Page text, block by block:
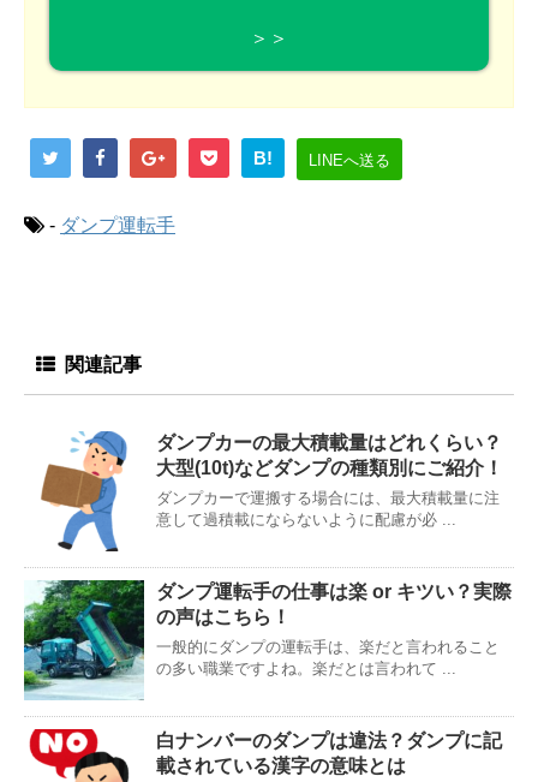
＞＞
B! LINEへ送る
- ダンプ運転手
関連記事
ダンプカーの最大積載量はどれくらい？
大型(10t)などダンプの種類別にご紹介！
ダンプカーで運搬する場合には、最大積載量に注
意して過積載にならないように配慮が必 ...
ダンプ運転手の仕事は楽 or キツい？実際
の声はこちら！
一般的にダンプの運転手は、楽だと言われること
の多い職業ですよね。楽だとは言われて ...
白ナンバーのダンプは違法？ダンプに記
載されている漢字の意味とは